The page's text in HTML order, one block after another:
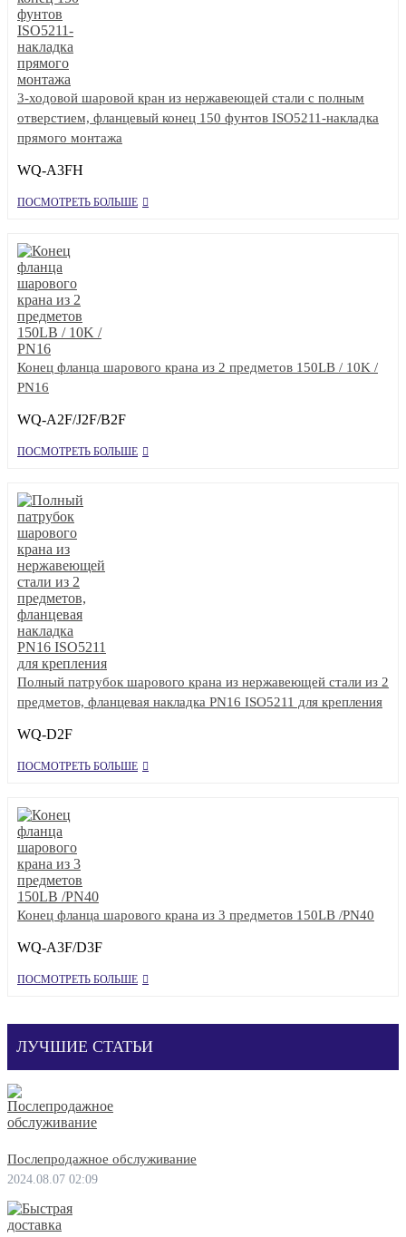
3-ходовой шаровой кран из нержавеющей стали с полным
отверстием, фланцевый конец 150 фунтов ISO5211-накладка
прямого монтажа
WQ-A3FH
ПОСМОТРЕТЬ БОЛЬШЕ
Конец фланца шарового крана из 2 предметов 150LB / 10K /
PN16
WQ-A2F/J2F/B2F
ПОСМОТРЕТЬ БОЛЬШЕ
Полный патрубок шарового крана из нержавеющей стали из 2
предметов, фланцевая накладка PN16 ISO5211 для крепления
WQ-D2F
ПОСМОТРЕТЬ БОЛЬШЕ
Конец фланца шарового крана из 3 предметов 150LB /PN40
WQ-A3F/D3F
ПОСМОТРЕТЬ БОЛЬШЕ
ЛУЧШИЕ СТАТЬИ
Послепродажное обслуживание
2024.08.07 02:09